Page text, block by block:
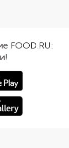
Получится
лишних хлопот.
украсьте
как
FOOD.RU: